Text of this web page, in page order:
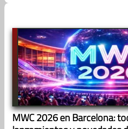
MWC 2026 en Barcelona: